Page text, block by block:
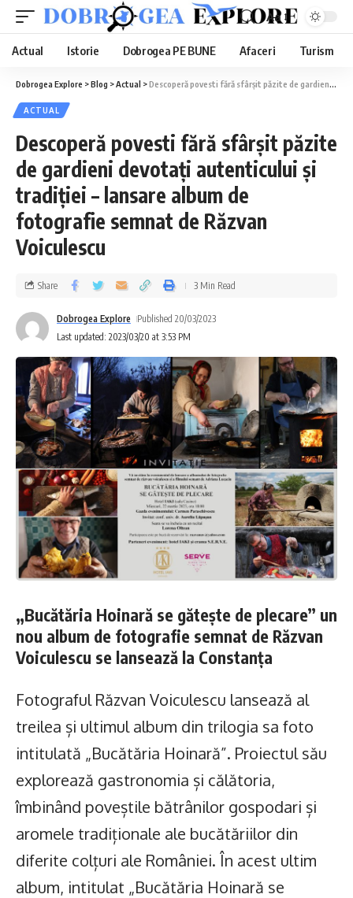
Aa
Actual Istorie Dobrogea PE BUNE Afaceri Turism
Dobrogea Explore >Blog >Actual >Descoperă povesti fără sfârșit păzite de gardieni devotați autenticului și tradiției – lansare album de fotografie semnat de Răzvan Voiculescu
ACTUAL
Descoperă povesti fără sfârșit păzite
de gardieni devotați autenticului și
tradiției – lansare album de
fotografie semnat de Răzvan
Voiculescu
Last updated: 2023/03/20 at 3:53 PM
Dobrogea Explore Published 20/03/2023
Share 3 Min Read
„Bucătăria Hoinară se gătește de plecare” un
nou album de fotografie semnat de Răzvan
Voiculescu se lansează la Constanța
Fotograful Răzvan Voiculescu lansează al
treilea și ultimul album din trilogia sa foto
intitulată „Bucătăria Hoinară”. Proiectul său
explorează gastronomia și călătoria,
îmbinând poveștile bătrânilor gospodari și
aromele tradiționale ale bucătăriilor din
diferite colțuri ale României. În acest ultim
album, intitulat „Bucătăria Hoinară se